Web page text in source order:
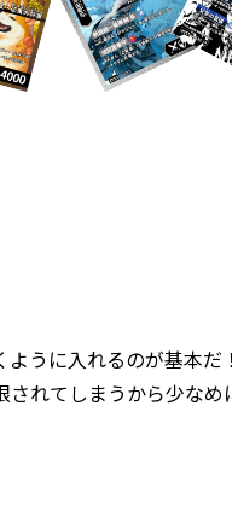
うに入れるのが基本だ！
れてしまうから少な